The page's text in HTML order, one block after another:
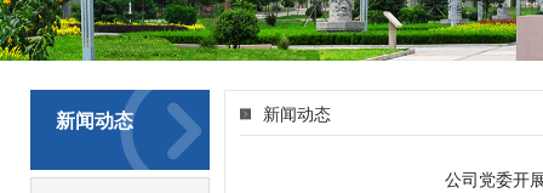
新闻动态 新闻动态
公司党委开